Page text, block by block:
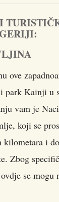
ove
park Kainji u
vam je
koji se
kilometara i
Zbog
se